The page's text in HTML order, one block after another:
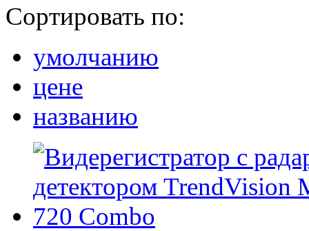
Сортировать по:
умолчанию
цене
названию